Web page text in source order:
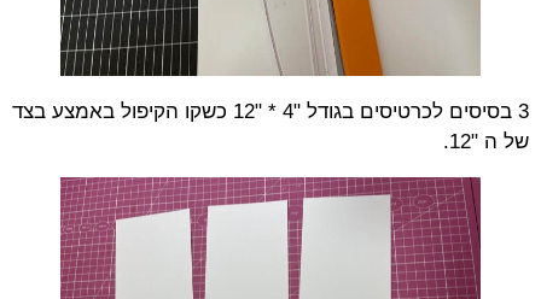
3 בסיסים לכרטיסים בגודל "4 * "12 כשקו הקיפול באמצע בצד
של ה "12.